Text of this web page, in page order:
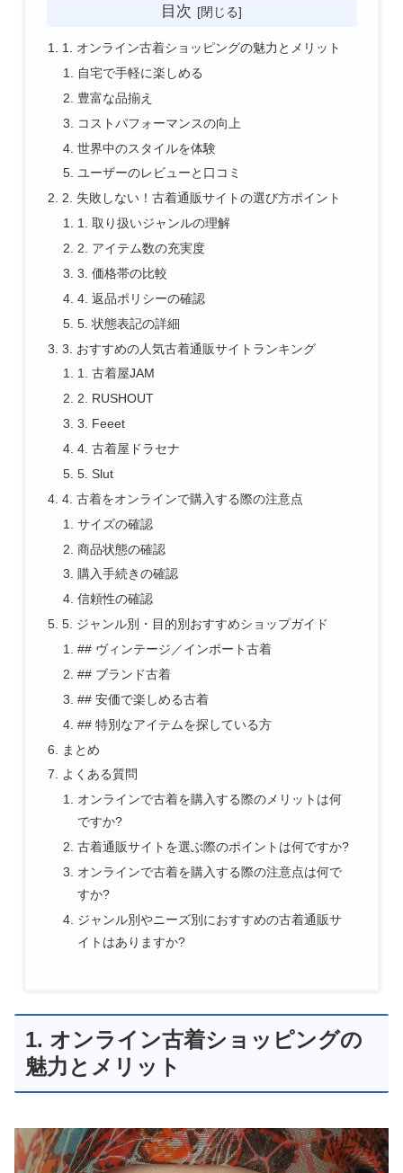
目次
1. オンライン古着ショッピングの魅力とメリット
自宅で手軽に楽しめる
豊富な品揃え
コストパフォーマンスの向上
世界中のスタイルを体験
ユーザーのレビューと口コミ
2. 失敗しない！古着通販サイトの選び方ポイント
1. 取り扱いジャンルの理解
2. アイテム数の充実度
3. 価格帯の比較
4. 返品ポリシーの確認
5. 状態表記の詳細
3. おすすめの人気古着通販サイトランキング
1. 古着屋JAM
2. RUSHOUT
3. Feeet
4. 古着屋ドラセナ
5. Slut
4. 古着をオンラインで購入する際の注意点
サイズの確認
商品状態の確認
購入手続きの確認
信頼性の確認
5. ジャンル別・目的別おすすめショップガイド
## ヴィンテージ／インポート古着
## ブランド古着
## 安価で楽しめる古着
## 特別なアイテムを探している方
まとめ
よくある質問
オンラインで古着を購入する際のメリットは何
ですか?
古着通販サイトを選ぶ際のポイントは何ですか?
オンラインで古着を購入する際の注意点は何で
すか?
ジャンル別やニーズ別におすすめの古着通販サ
イトはありますか?
1. オンライン古着ショッピングの
魅力とメリット